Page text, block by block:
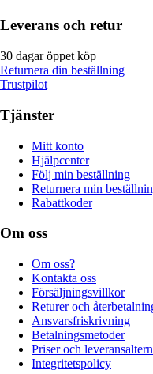
Leverans och retur
30 dagar öppet köp
Returnera din beställning
Trustpilot
Tjänster
Mitt konto
Hjälpcenter
Följ min beställning
Returnera min
Rabattkoder
Om oss
Om oss?
Kontakta oss
Försäljningsvillkor
Returer och
Ansvarsfriskrivning
Betalningsmetoder
Priser och
Integritetspolicy